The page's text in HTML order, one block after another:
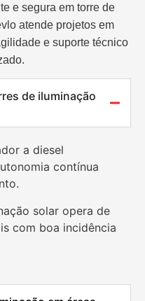
e segura em torre de
atende projetos em
e suporte técnico
de iluminação
a diesel
contínua
solar opera de
com boa incidência